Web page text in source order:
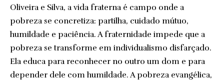
Oliveira e Silva, a vida fraterna é campo onde a
pobreza se concretiza: partilha, cuidado mútuo,
humildade e paciência. A fraternidade impede que a
pobreza se transforme em individualismo disfarçado.
Ela educa para reconhecer no outro um dom e para
depender dele com humildade. A pobreza evangélica,